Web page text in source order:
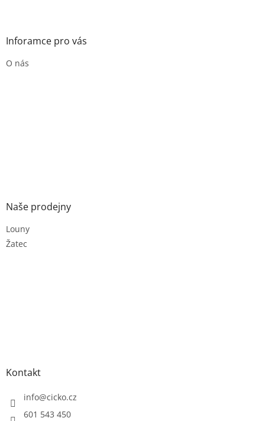
Inforamce pro vás
O nás
Naše prodejny
Louny
Žatec
Kontakt
info@cicko.cz
601 543 450